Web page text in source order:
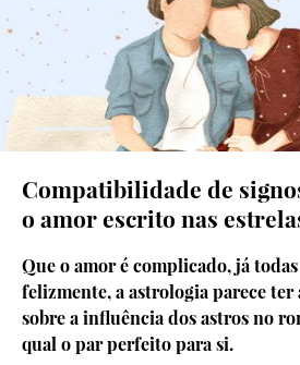
© Grafismo: Sara Marques
Compatibilidade de
o amor escrito nas
Que o amor é complicado, já todas
felizmente, a astrologia parece ter
sobre a influência dos astros no
qual o par perfeito para si.